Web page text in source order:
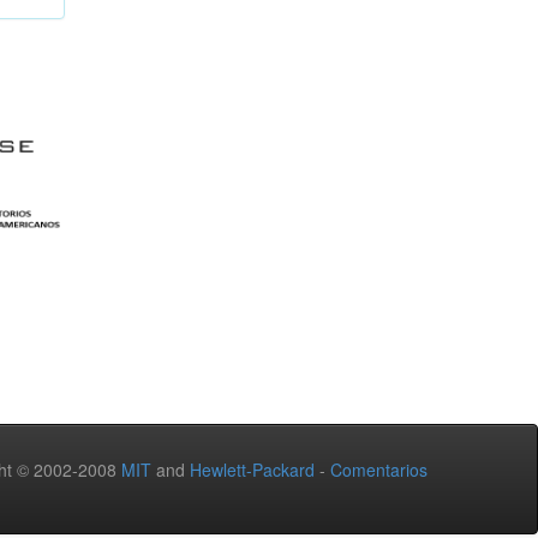
© 2002-2008 MIT and Hewlett-Packard - Comentarios